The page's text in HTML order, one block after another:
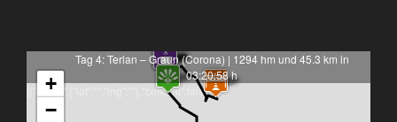
Tag 4: Terlan – Graun (Corona) | 1294 hm und 45.3 km in
03:20:58 h
[{"latlng":{"lat":"","lng":""},"content":false}]
+
−